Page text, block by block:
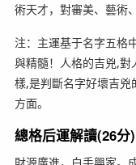
術天才，對審美、藝術
注：主運基于名字五格
與精髓！人格的吉兇,
樣,是判斷名字好壞吉
方面。
總格后運解讀(26分)